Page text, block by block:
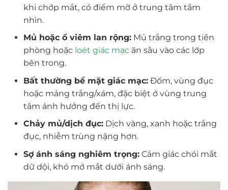
khi chớp mắt, có điểm mờ ở trung tâm tầm
nhìn.
Mủ hoặc ổ viêm lan rộng:Mủ trắng trong tiền
phòng hoặc loét giác mạcăn sâu vào các lớp
bên trong.
Bất thường bề mặt giác mạc:Đốm, vùng đục
hoặc mảng trắng/xám, đặc biệt ở vùng trung
tâm ảnh hưởng đến thị lực.
Chảy mủ/dịch đục:Dịch vàng, xanh hoặc trắng
đục, nhiễm trùng nặng hơn.
Sợ ánh sáng nghiêm trọng:Cảm giác chói mắt
dữ dội, khó mở mắt dưới ánh sáng.